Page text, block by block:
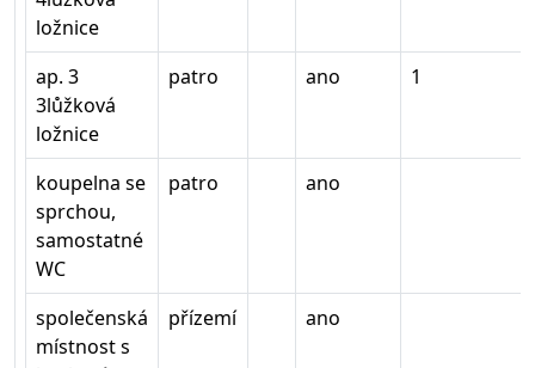
ložnice
ap. 3
3lůžková
ložnice
patro ano 1
koupelna se
sprchou,
samostatné
WC
patro ano
společenská
místnost s
přízemí ano